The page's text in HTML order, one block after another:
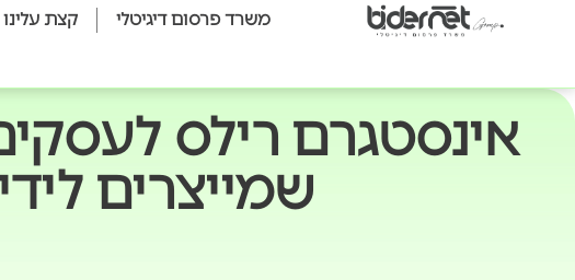
משרד פרסום דיגיטלי קצת עלינו
אינסטגרם רילס
שמייצרים